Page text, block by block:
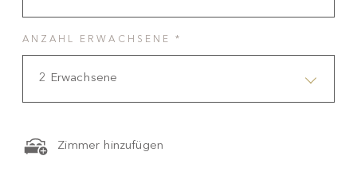
ANZAHL ERWACHSENE *
2 Erwachsene
Zimmer hinzufügen